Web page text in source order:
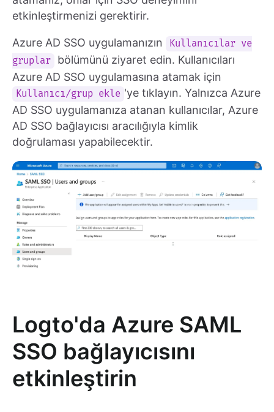
etkinleştirmenizi gerektirir.
Azure AD SSO uygulamanızın
Kullanıcılar ve
gruplar
bölümünü ziyaret edin. Kullanıcıları
Azure AD SSO uygulamasına atamak için
Kullanıcı/grup ekle 'ye tıklayın. Yalnızca Azure
AD SSO uygulamanıza atanan kullanıcılar, Azure
AD SSO bağlayıcısı aracılığıyla kimlik
doğrulaması yapabilecektir.
Logto'da Azure SAML
SSO bağlayıcısını
etkinleştirin